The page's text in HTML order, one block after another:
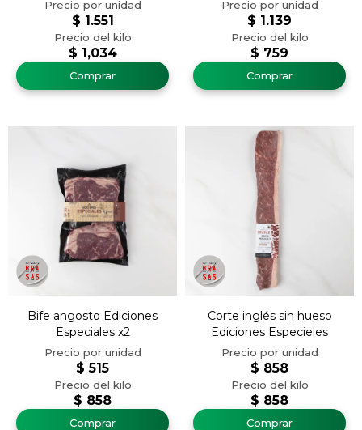
$ 1,034
$ 1.551
$ 759
$ 1.139
Bife angosto Ediciones
Especiales x2
$ 858
$ 515
Corte inglés sin hueso
Ediciones Especieles
$ 858
$ 858